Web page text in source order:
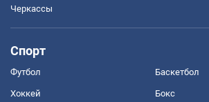
Черкассы
Спорт
Футбол Баскетбол
Хоккей Бокс